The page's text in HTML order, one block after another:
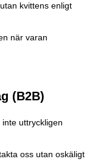
kvittens enligt
när varan
(B2B)
uttryckligen
oss utan oskäligt